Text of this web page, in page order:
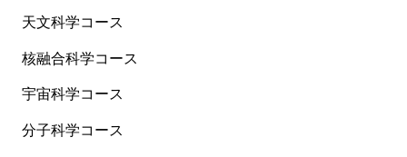
天文科学コース
核融合科学コース
宇宙科学コース
分子科学コース